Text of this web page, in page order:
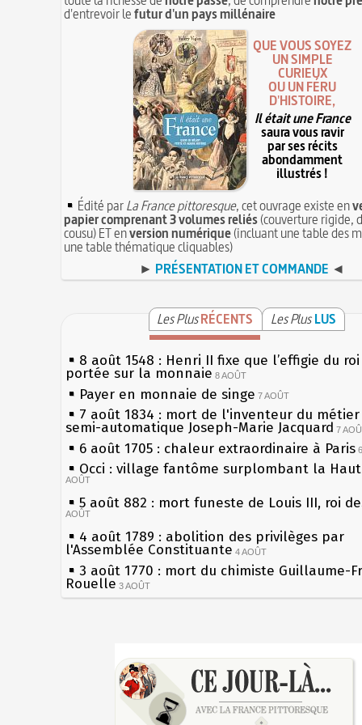
d'entrevoir lefutur d'un pays millénaire
QUE VOUS SOYEZ
UN SIMPLE
CURIEUX
OU UN FÉRU
D'HISTOIRE,
Il était une France
saura vous ravir
par ses récits
abondamment
illustrés !
Édité parLa France pittoresque, cet ouvrage existe en
papier comprenant 3 volumes reliés(couverture rigide,
cousu) ET enversion numérique(incluant une table des
une table thématique cliquables)
► PRÉSENTATION ET COMMANDE ◄
Les PlusRÉCENTS Les Plus LUS
8 août 1548 : Henri II fixe que l’effigie du
portée sur la monnaie 8 AOÛT
Payer en monnaie de singe 7 AOÛT
7 août 1834 : mort de l'inventeur du
semi-automatique Joseph-Marie Jacquard 7
6 août 1705 : chaleur extraordinaire à Paris
Occi : village fantôme surplombant la
AOÛT
5 août 882 : mort funeste de Louis III, roi
AOÛT
4 août 1789 : abolition des privilèges par
l'Assemblée Constituante 4 AOÛT
3 août 1770 : mort du chimiste Guillaume-
Rouelle 3 AOÛT
Musée Jean de La Fontaine : réouverture
1er août 1589 : Henri III est poignardé à
par Jacques Clément, moine jacobin 1ER AOÛT
31 juillet 1899 : décret instaurant les
boîtes aux lettres en fonte de Léon Mougeot
les siècles
27 mai 1610 : supplice de François
du roi Henri IV
Pierre qui roule n'amasse pas mousse